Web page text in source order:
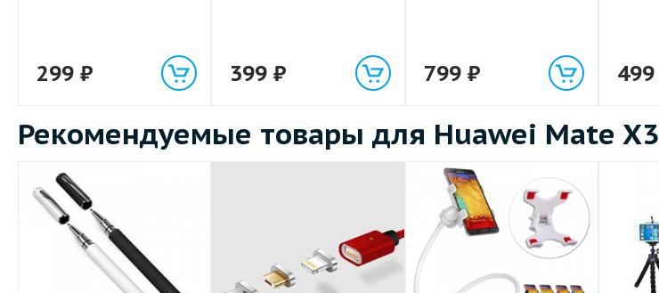
299 ₽ 399₽ 799 ₽ 499
Рекомендуемые товары для Huawei Mate X3